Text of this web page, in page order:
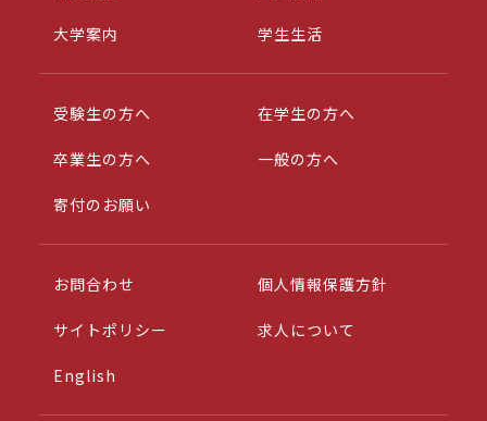
大学案内 学生生活
受験生の方へ 在学生の方へ
卒業生の方へ 一般の方へ
寄付のお願い
お問合わせ 個人情報保護方針
サイトポリシー 求人について
English